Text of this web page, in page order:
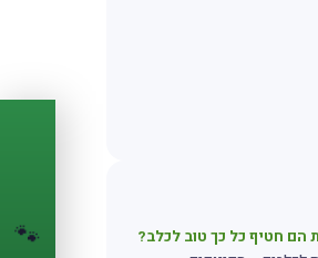
הם חטיף כל כך טוב לכלב?
🐾
לחיית המחמד שלך
מעקב חיסונים